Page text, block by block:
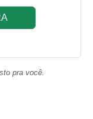
pra você.